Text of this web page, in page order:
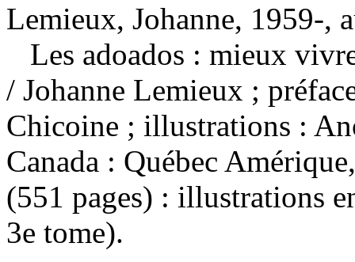
Lemieux, Johanne, 1959-,
Les adoados : mieux
/ Johanne Lemieux ;
Chicoine ; illustrations :
Canada : Québec
(551 pages) : illustrations
3e tome).